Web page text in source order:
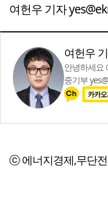
여헌우 기자
여헌우
안녕하세요
중기부
ⓒ 에너지경제,무단